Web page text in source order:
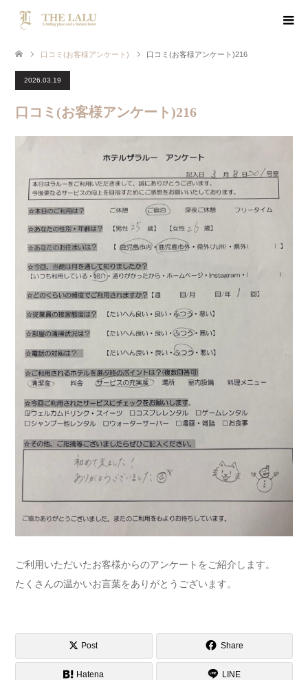
口コミ(お客様アンケート) 口コミ(お客様アンケート)216
2026.03.19
口コミ(お客様アンケート)216
ご利用いただいたお客様からのアンケートをご紹介します。
たくさんの温かいお言葉をありがとうございます。
Post Share
Hatena LINE